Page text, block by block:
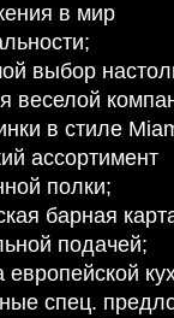
в мир
выбор
веселой
в стиле
ассортимент
полки;
барная
подачей;
спец.